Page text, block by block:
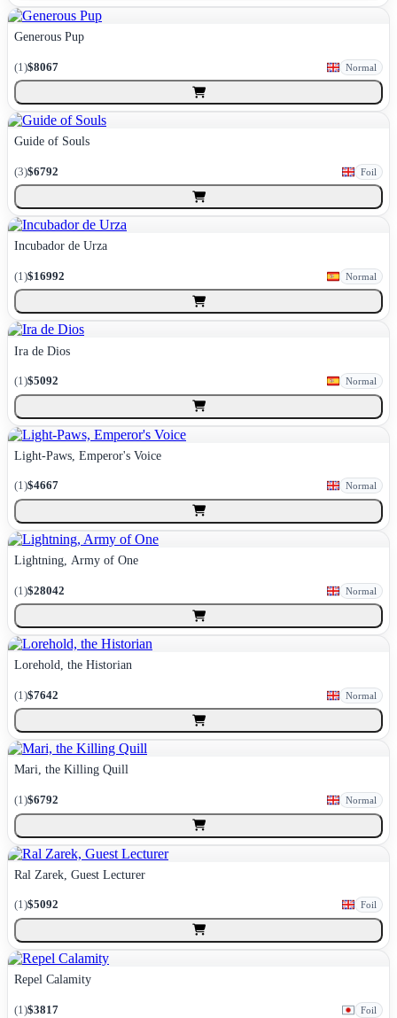
Generous Pup
(1)$8067 Normal
Guide of Souls
(3)$6792 Foil
Incubador de Urza
(1)$16992 Normal
Ira de Dios
(1)$5092 Normal
Light-Paws, Emperor's Voice
(1)$4667 Normal
Lightning, Army of One
(1)$28042 Normal
Lorehold, the Historian
(1)$7642 Normal
Mari, the Killing Quill
(1)$6792 Normal
Ral Zarek, Guest Lecturer
(1)$5092 Foil
Repel Calamity
(1)$3817 Foil